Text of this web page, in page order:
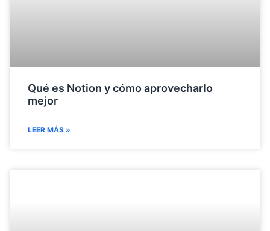
Qué es Notion y cómo aprovecharlo
mejor
LEER MÁS »